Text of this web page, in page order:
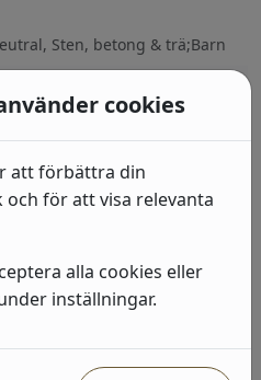
Sten, betong & trä;Barn
Enfärgade
betong & trä;Sten, betong &
cookies
att förbättra din
för att visa relevanta
alla cookies eller
inställningar.